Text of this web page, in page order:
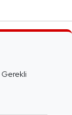
Gerekli